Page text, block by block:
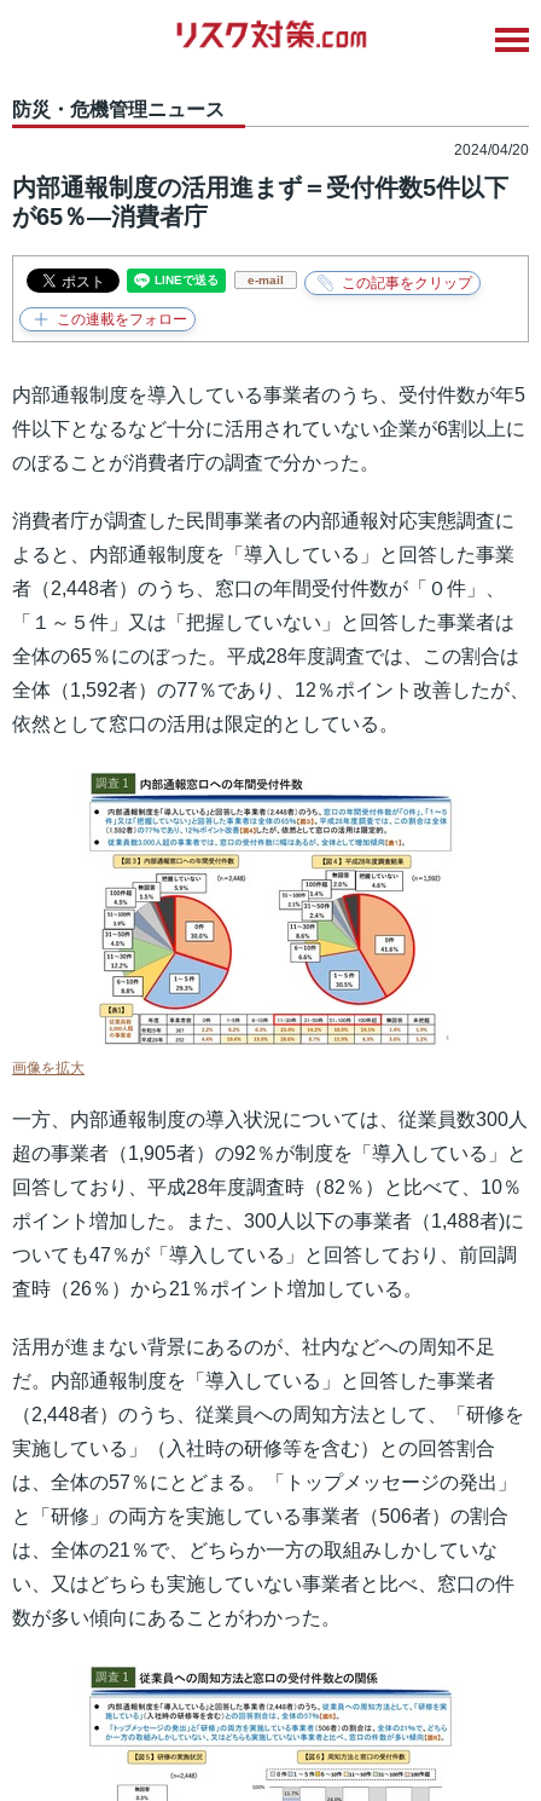
防災・危機管理ニュース
2024/04/20
内部通報制度の活用進まず＝受付件数5件以下
が65％―消費者庁
e-mail
内部通報制度を導入している事業者のうち、受付件数が年5
件以下となるなど十分に活用されていない企業が6割以上に
のぼることが消費者庁の調査で分かった。
消費者庁が調査した民間事業者の内部通報対応実態調査に
よると、内部通報制度を「導入している」と回答した事業
者（2,448者）のうち、窓口の年間受付件数が「０件」、
「１～５件」又は「把握していない」と回答した事業者は
全体の65％にのぼった。平成28年度調査では、この割合は
全体（1,592者）の77％であり、12％ポイント改善したが、
依然として窓口の活用は限定的としている。
画像を拡大
一方、内部通報制度の導入状況については、従業員数300人
超の事業者（1,905者）の92％が制度を「導入している」と
回答しており、平成28年度調査時（82％）と比べて、10％
ポイント増加した。また、300人以下の事業者（1,488者)に
ついても47％が「導入している」と回答しており、前回調
査時（26％）から21％ポイント増加している。
活用が進まない背景にあるのが、社内などへの周知不足
だ。内部通報制度を「導入している」と回答した事業者
（2,448者）のうち、従業員への周知方法として、「研修を
実施している」（入社時の研修等を含む）との回答割合
は、全体の57％にとどまる。「トップメッセージの発出」
と「研修」の両方を実施している事業者（506者）の割合
は、全体の21％で、どちらか一方の取組みしかしていな
い、又はどちらも実施していない事業者と比べ、窓口の件
数が多い傾向にあることがわかった。